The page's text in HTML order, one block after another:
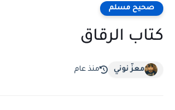
صحيح مسلم
كتاب الرقاق
معزّ نوني منذ عام